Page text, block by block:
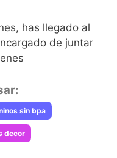
has llegado al
de juntar
sin bpa
decor